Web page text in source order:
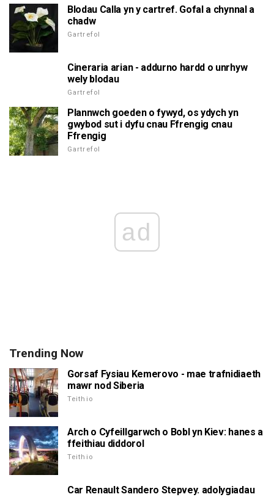
Blodau Calla yn y cartref. Gofal a chynnal a
chadw
Gartrefol
Cineraria arian - addurno hardd o unrhyw
wely blodau
Gartrefol
Plannwch goeden o fywyd, os ydych yn
gwybod sut i dyfu cnau Ffrengig cnau
Ffrengig
Gartrefol
ad
Trending Now
Gorsaf Fysiau Kemerovo - mae trafnidiaeth
mawr nod Siberia
Teithio
Arch o Cyfeillgarwch o Bobl yn Kiev: hanes a
ffeithiau diddorol
Teithio
Car Renault Sandero Stepvey. adolygiadau